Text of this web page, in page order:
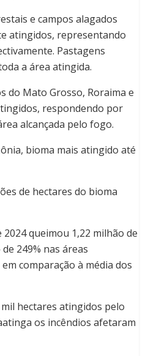
e campos alagados
atingidos, representando
Pastagens
a área atingida.
do Mato Grosso, Roraima e
respondendo por
alcançada pelo fogo.
bioma mais atingido até
de hectares do bioma
queimou 1,22 milhão de
249% nas áreas
comparação à média dos
hectares atingidos pelo
os incêndios afetaram